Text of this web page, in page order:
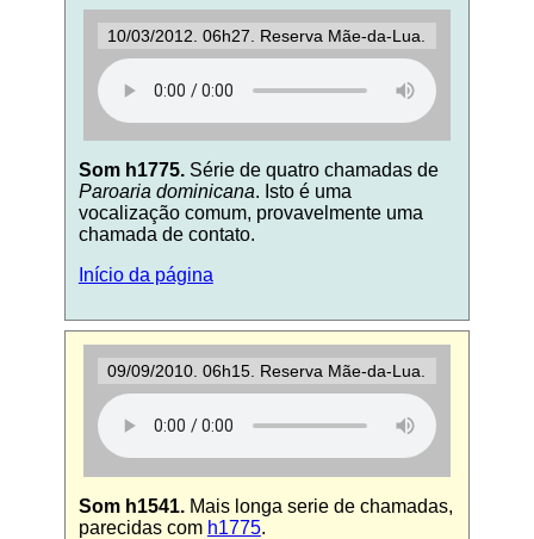
10/03/2012. 06h27. Reserva Mãe-da-Lua.
Som h1775.Série de quatro chamadas de
Paroaria dominicana. Isto é uma
vocalização comum, provavelmente uma
chamada de contato.
Início da página
09/09/2010. 06h15. Reserva Mãe-da-Lua.
Som h1541.Mais longa serie de chamadas,
parecidas com h1775.